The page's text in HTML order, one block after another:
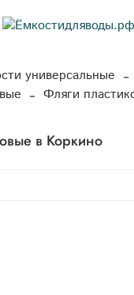
универсальные
Фляги
в Коркино